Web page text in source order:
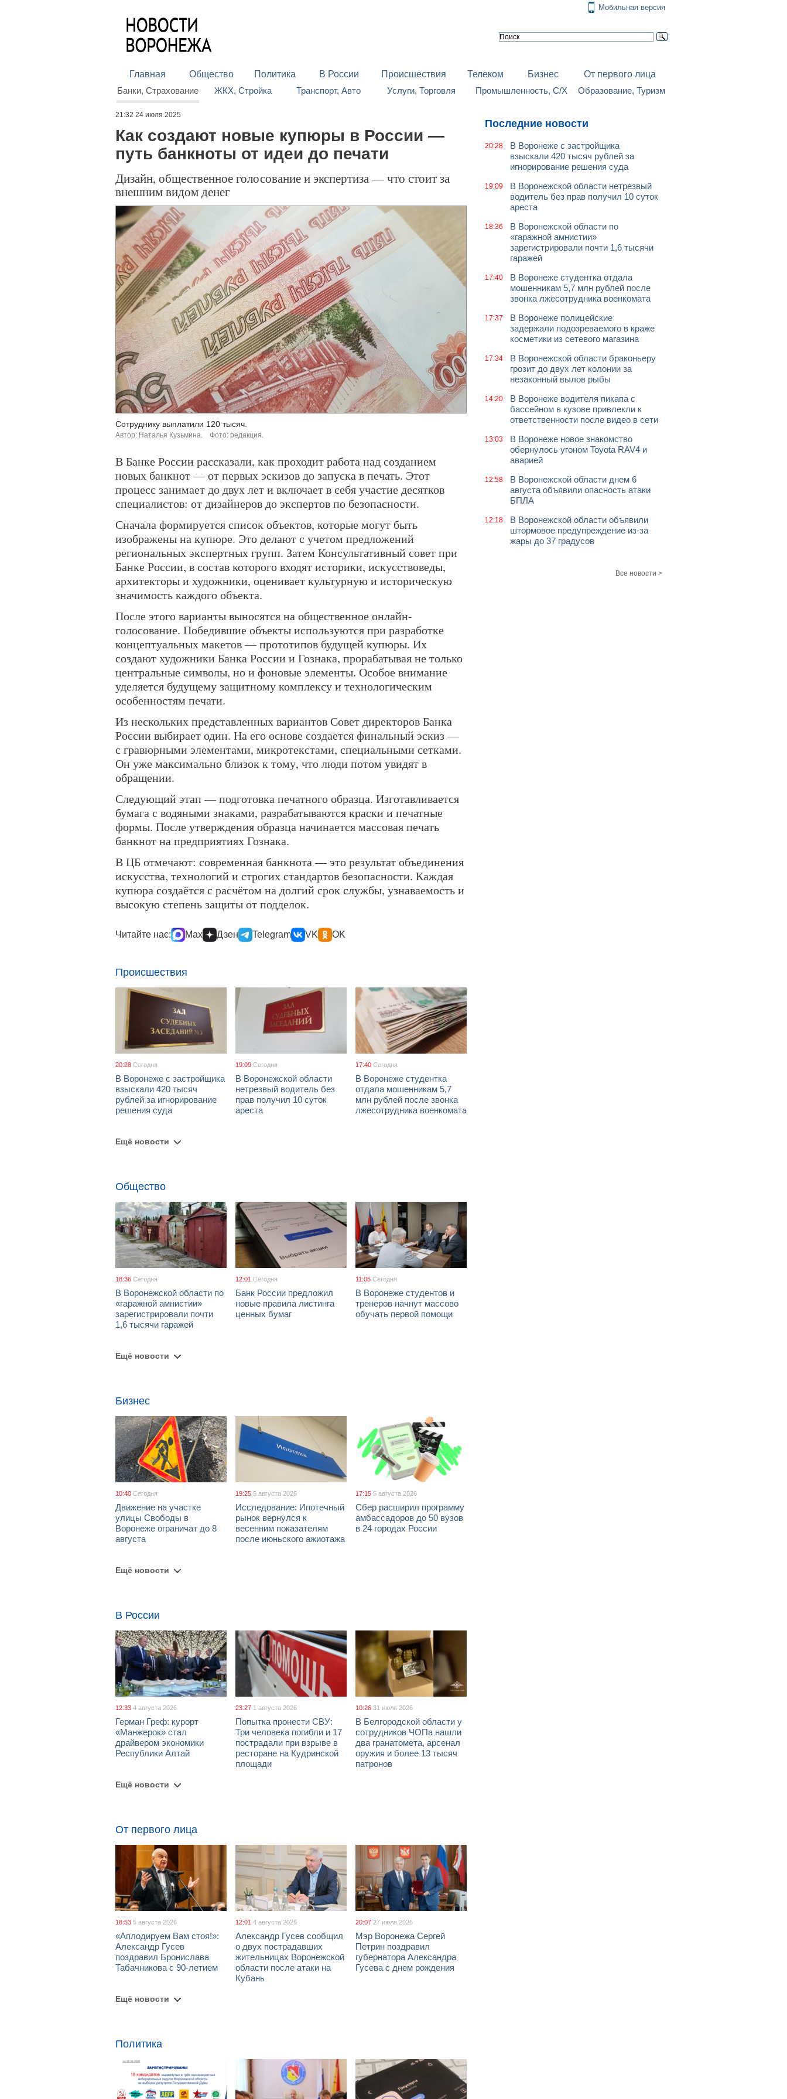
Мобильная версия
Главная Общество Политика В России Происшествия Телеком Бизнес
От первого лица
Банки, Страхование
ЖКХ, Стройка Транспорт, Авто Услуги, Торговля Промышленность, С/Х Образование, Туризм
21:32 24 июля 2025
Как создают новые купюры в России —
путь банкноты от идеи до печати
Дизайн, общественное голосование и экспертиза — что стоит за
внешним видом денег
Сотруднику выплатили 120 тысяч.
Автор: Наталья Кузьмина. Фото: редакция.
В Банке России рассказали, как проходит работа над созданием
новых банкнот — от первых эскизов до запуска в печать. Этот
процесс занимает до двух лет и включает в себя участие десятков
специалистов: от дизайнеров до экспертов по безопасности.
Сначала формируется список объектов, которые могут быть
изображены на купюре. Это делают с учетом предложений
региональных экспертных групп. Затем Консультативный совет при
Банке России, в состав которого входят историки, искусствоведы,
архитекторы и художники, оценивает культурную и историческую
значимость каждого объекта.
После этого варианты выносятся на общественное онлайн-
голосование. Победившие объекты используются при разработке
концептуальных макетов — прототипов будущей купюры. Их
создают художники Банка России и Гознака, прорабатывая не только
центральные символы, но и фоновые элементы. Особое внимание
уделяется будущему защитному комплексу и технологическим
особенностям печати.
Из нескольких представленных вариантов Совет директоров Банка
России выбирает один. На его основе создается финальный эскиз —
с гравюрными элементами, микротекстами, специальными сетками.
Он уже максимально близок к тому, что люди потом увидят в
обращении.
Следующий этап — подготовка печатного образца. Изготавливается
бумага с водяными знаками, разрабатываются краски и печатные
формы. После утверждения образца начинается массовая печать
банкнот на предприятиях Гознака.
В ЦБ отмечают: современная банкнота — это результат объединения
искусства, технологий и строгих стандартов безопасности. Каждая
купюра создаётся с расчётом на долгий срок службы, узнаваемость и
высокую степень защиты от подделок.
Читайте нас: Max Дзен Telegram VK OK
Происшествия
20:28 Сегодня
В Воронеже с застройщика
взыскали 420 тысяч
рублей за игнорирование
решения суда
19:09 Сегодня
В Воронежской области
нетрезвый водитель без
прав получил 10 суток
ареста
17:40 Сегодня
В Воронеже студентка
отдала мошенникам 5,7
млн рублей после звонка
лжесотрудника военкомата
Ещё новости
Общество
18:36 Сегодня
В Воронежской области по
«гаражной амнистии»
зарегистрировали почти
1,6 тысячи гаражей
12:01 Сегодня
Банк России предложил
новые правила листинга
ценных бумаг
11:05 Сегодня
В Воронеже студентов и
тренеров начнут массово
обучать первой помощи
Ещё новости
Бизнес
10:40 Сегодня
Движение на участке
улицы Свободы в
Воронеже ограничат до 8
августа
19:25 5 августа 2026
Исследование: Ипотечный
рынок вернулся к
весенним показателям
после июньского ажиотажа
17:15 5 августа 2026
Сбер расширил программу
амбассадоров до 50 вузов
в 24 городах России
Ещё новости
В России
12:33 4 августа 2026
Герман Греф: курорт
«Манжерок» стал
драйвером экономики
Республики Алтай
23:27 1 августа 2026
Попытка пронести СВУ:
Три человека погибли и 17
пострадали при взрыве в
ресторане на Кудринской
площади
10:26 31 июля 2026
В Белгородской области у
сотрудников ЧОПа нашли
два гранатомета, арсенал
оружия и более 13 тысяч
патронов
Ещё новости
От первого лица
18:53 5 августа 2026
«Аплодируем Вам стоя!»:
Александр Гусев
поздравил Бронислава
Табачникова с 90-летием
12:01 4 августа 2026
Александр Гусев сообщил
о двух пострадавших
жительницах Воронежской
области после атаки на
Кубань
20:07 27 июля 2026
Мэр Воронежа Сергей
Петрин поздравил
губернатора Александра
Гусева с днем рождения
Ещё новости
Политика
Последние новости
20:28
В Воронеже с застройщика
взыскали 420 тысяч рублей за
игнорирование решения суда
19:09
В Воронежской области нетрезвый
водитель без прав получил 10 суток
ареста
18:36
В Воронежской области по
«гаражной амнистии»
зарегистрировали почти 1,6 тысячи
гаражей
17:40
В Воронеже студентка отдала
мошенникам 5,7 млн рублей после
звонка лжесотрудника военкомата
17:37
В Воронеже полицейские
задержали подозреваемого в краже
косметики из сетевого магазина
17:34
В Воронежской области браконьеру
грозит до двух лет колонии за
незаконный вылов рыбы
14:20
В Воронеже водителя пикапа с
бассейном в кузове привлекли к
ответственности после видео в сети
13:03
В Воронеже новое знакомство
обернулось угоном Toyota RAV4 и
аварией
12:58
В Воронежской области днем 6
августа объявили опасность атаки
БПЛА
12:18
В Воронежской области объявили
штормовое предупреждение из-за
жары до 37 градусов
Все новости >